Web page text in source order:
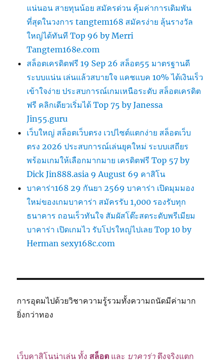
แน่นอน สายทุนน้อย สมัครด่วน คุ้มค่าการเดิมพัน
ที่สุดในวงการ tangtem168 สมัครง่าย ลุ้นรางวัล
ใหญ่ได้ทันที Top 96 by Merri
Tangtem168e.com
สล็อตเครดิตฟรี 19 Sep 26 สล็อต55 มาตรฐานดี
ระบบแน่น เล่นแล้วสบายใจ แคชแบค 10% ได้เงินเร็ว
เข้าใจง่าย ประสบการณ์เกมเหนือระดับ สล็อตเครดิต
ฟรี คลิกเดียวเริ่มได้ Top 75 by Janessa
Jin55.guru
เว็บใหญ่ สล็อตเว็บตรง เวปไซต์แตกง่าย สล็อตเว็บ
ตรง 2026 ประสบการณ์เล่นยุคใหม่ ระบบเสถียร
พร้อมเกมให้เลือกมากมาย เครดิตฟรี Top 57 by
Dick Jin888.asia 9 August 69 คาสิโน
บาคาร่า168 29 กันยา 2569 บาคาร่า เปิดมุมมอง
ใหม่ของเกมบาคาร่า สมัครรับ 1,000 รองรับทุก
ธนาคาร ถอนเร็วทันใจ สัมผัสโต๊ะสดระดับพรีเมียม
บาคาร่า เปิดเกมไว รับโปรใหญ่ไปเลย Top 10 by
Herman sexy168c.com
การอุดมไปด้วยวิชาความรู้รวมทั้งความถนัดมีค่ามาก
ยิ่งกว่าทอง
เว็บคาสิโนน่าเล่น ทั้ง สล็อต และ บาคาร่า ตึงจริงแตก